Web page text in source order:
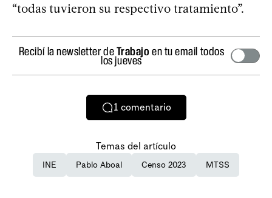
“todas tuvieron su respectivo tratamiento”.
Recibí la newsletter deTrabajo en tu email todos
los jueves
1 comentario
Temas del artículo
INE Pablo Aboal Censo 2023 MTSS